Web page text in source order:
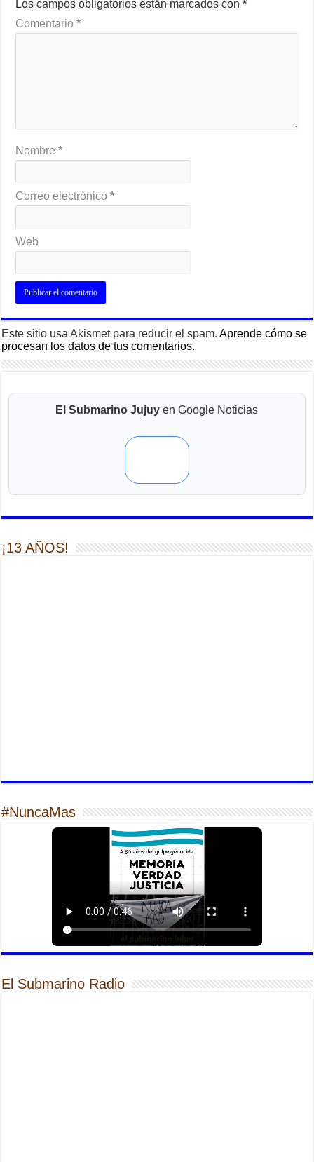
Los campos obligatorios están marcados con*
Comentario*
Nombre*
Correo electrónico*
Web
Este sitio usa Akismet para reducir el spam.Aprende cómo se
procesan los datos de tus comentarios.
El Submarino Jujuy en Google Noticias
¡13 AÑOS!
#NuncaMas
El Submarino Radio